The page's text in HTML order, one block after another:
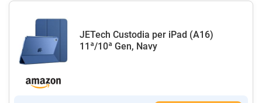
JETech Custodia per iPad (A16)
11ª/10ª Gen, Navy